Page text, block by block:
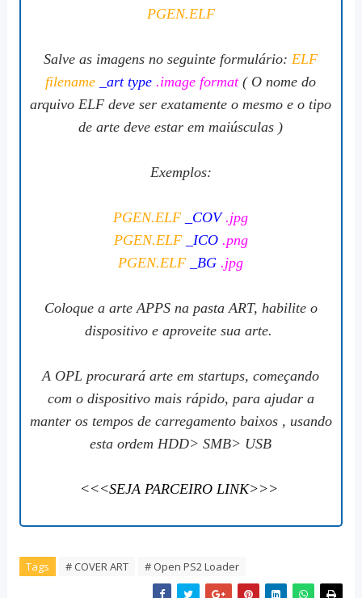
PGEN.ELF
Salve as imagens no seguinte formulário: ELF
filename
_art type.image format( O nome do
arquivo ELF deve ser exatamente o mesmo e o tipo
de arte deve estar em maiúsculas )
Exemplos:
PGEN.ELF _COV .jpg
PGEN.ELF
_ICO .png
PGEN.ELF
_BG .jpg
Coloque a arte APPS na pasta ART, habilite o
dispositivo e aproveite sua arte.
A OPL procurará arte em startups, começando
com o dispositivo mais rápido, para ajudar a
manter os tempos de carregamento baixos , usando
esta ordem HDD> SMB> USB
<<<SEJA PARCEIRO LINK>>>
Tags # COVER ART # Open PS2 Loader